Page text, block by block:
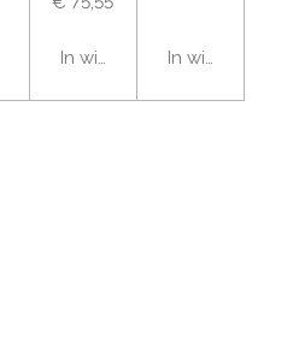
In winkelwagen
In